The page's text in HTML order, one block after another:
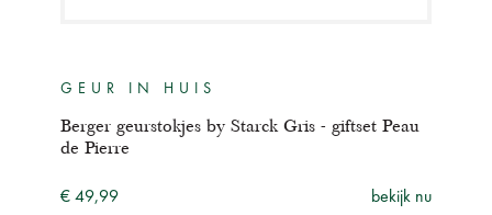
GEUR IN HUIS
Berger geurstokjes by Starck Gris - giftset Peau
de Pierre
€ 49,99 bekijk nu